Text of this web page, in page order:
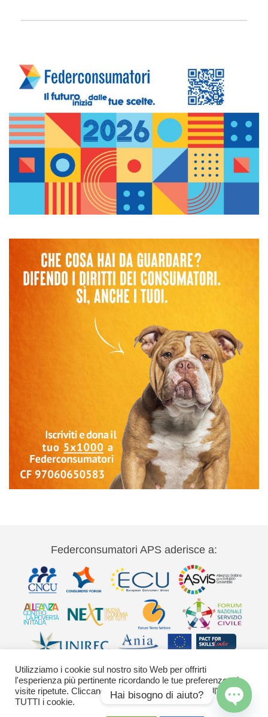
Federconsumatori APS aderisce a:
Via Palestro 11 00185 Roma - tel 06
Utilizziamo i cookie sul nostro sito Web per offrirti
l'esperienza più pertinente ricordando le tue preferenze e le
visite ripetute. Cliccando su "Accetta" acconsenti all'uso di
TUTTI i cookie.
Hai bisogno di aiuto?